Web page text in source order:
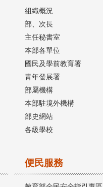
組織概況
部、次長
主任秘書室
本部各單位
國民及學前教育署
青年發展署
部屬機構
本部駐境外機構
部史網站
各級學校
便民服務